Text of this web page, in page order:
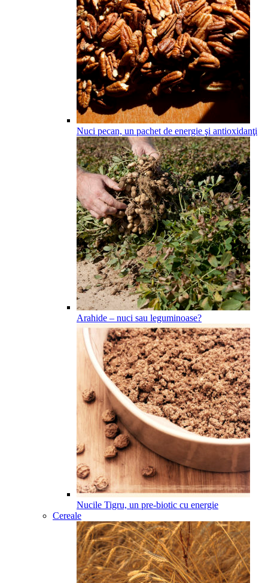
Nuci pecan, un pachet de energie şi antioxidanţi
Arahide – nuci sau leguminoase?
Nucile Tigru, un pre-biotic cu energie
Cereale